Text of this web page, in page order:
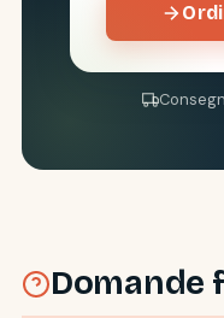
Domande